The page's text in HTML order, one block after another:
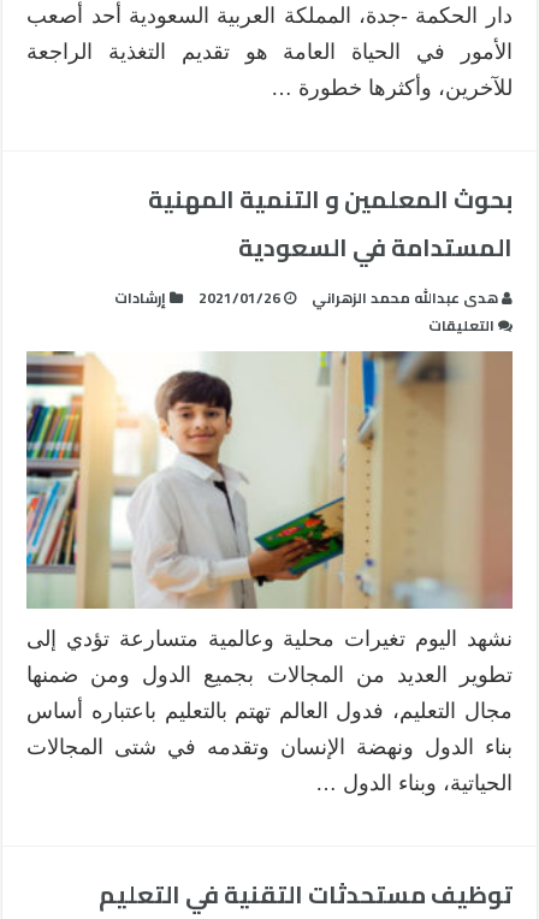
دار الحكمة -جدة، المملكة العربية السعودية أحد أصعب
الأمور في الحياة العامة هو تقديم التغذية الراجعة
للآخرين، وأكثرها خطورة …
بحوث المعلمين و التنمية المهنية
المستدامة في السعودية
هدى عبدالله محمد الزهراني 2021/01/26
إرشادات
التعليقات
بحوث
المعلمين
و
المستدامة
السعودية
مغلقة
نشهد اليوم تغيرات محلية وعالمية متسارعة تؤدي إلى
تطوير العديد من المجالات بجميع الدول ومن ضمنها
مجال التعليم، فدول العالم تهتم بالتعليم باعتباره أساس
بناء الدول ونهضة الإنسان وتقدمه في شتى المجالات
الحياتية، وبناء الدول …
توظيف مستحدثات التقنية في التعليم